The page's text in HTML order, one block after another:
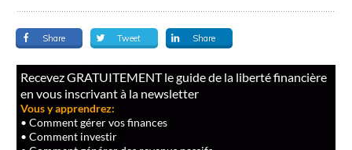
Share Tweet Share